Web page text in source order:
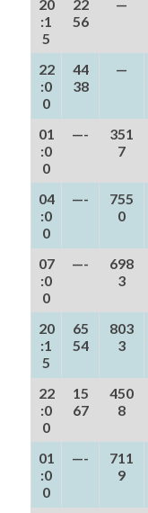
20
:1
5
22
56
—
22
:0
0
44
38
—
01
:0
0
—-
351
7
04
:0
0
—-
755
0
07
:0
0
—-
698
3
20
:1
5
65
54
803
3
22
:0
0
15
67
450
8
01
:0
0
—-
711
9